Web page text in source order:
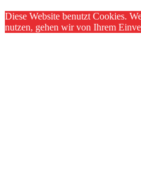
Diese Website benutzt Cookies.
nutzen, gehen wir von Ihrem